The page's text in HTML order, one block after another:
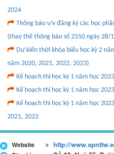
2024
Thông báo v/v đăng ký các học
(thay thế thông báo số 2550 ngày 28/
Dự kiến thời khóa biểu học kỳ 2
năm 2020, 2021, 2022, 2023)
Kế hoạch thi học kỳ 1 năm học
Kế hoạch thi học kỳ 1 năm học
Kế hoạch thi học kỳ 1 năm học
2021, 2022
Website http://